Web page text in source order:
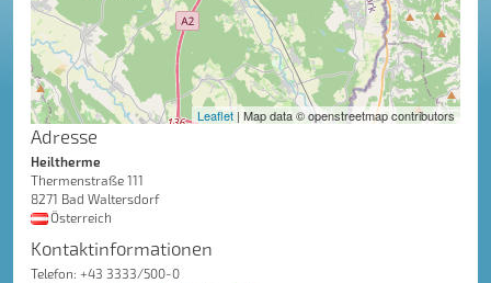
Leaflet | Map data © openstreetmap contributors
Adresse
Heiltherme
Thermenstraße 111
8271 Bad Waltersdorf
Österreich
Kontaktinformationen
Telefon: +43 3333/500-0